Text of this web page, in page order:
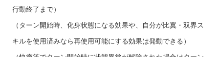
行動終了まで）
（ターン開始時、化身状態になる効果や、自分が比翼・双界ス
キルを使用済みなら再使用可能にする効果は発動できる）